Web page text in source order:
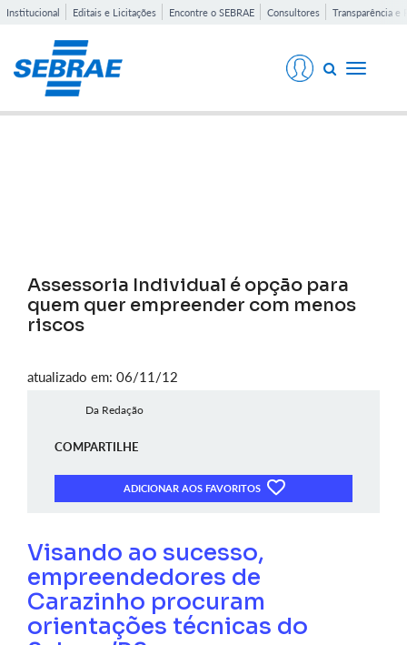
Institucional Editais e Licitações Encontre o SEBRAE Consultores Transparência e
Toggle
Assessoria Individual é opção para
quem quer empreender com menos
riscos
atualizado em: 06/11/12
Da Redação
COMPARTILHE
ADICIONAR AOS FAVORITOS
Visando ao sucesso,
empreendedores de
Carazinho procuram
orientações técnicas do